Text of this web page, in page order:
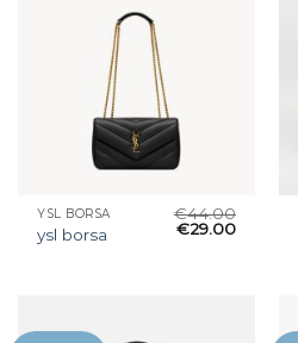
YSL BORSA
ysl borsa
€44.00
€29.00